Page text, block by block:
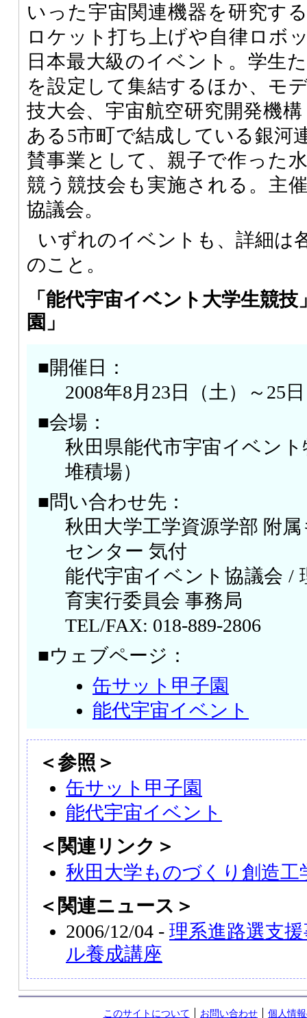
いった宇宙関連機器を研究す
ロケット打ち上げや自律ロボ
日本最大級のイベント。学生
を設定して集結するほか、モ
技大会、宇宙航空研究開発機構
ある5市町で結成している銀河
賛事業として、親子で作った
競う競技会も実施される。主
協議会。
いずれのイベントも、詳細は
のこと。
「能代宇宙イベント大学生競
園」
■開催日：
2008年8月23日（土）～25
■会場：
秋田県能代市宇宙イベン
堆積場）
■問い合わせ先：
秋田大学工学資源学部 附
センター 気付
能代宇宙イベント協議会 /
育実行委員会 事務局
TEL/FAX: 018-889-2806
■ウェブページ：
缶サット甲子園
能代宇宙イベント
＜参照＞
缶サット甲子園
能代宇宙イベント
＜関連リンク＞
秋田大学ものづくり創造工
＜関連ニュース＞
2006/12/04 - 理系進路選支
ル養成講座
このサイトについて お問い合わせ 個人情